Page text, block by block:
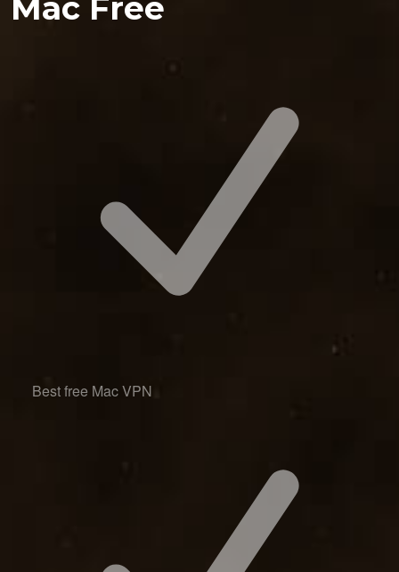
Best free Mac VPN